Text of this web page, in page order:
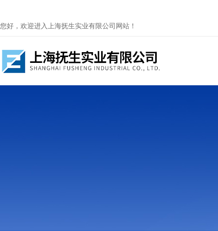
您好，欢迎进入上海抚生实业有限公司网站！